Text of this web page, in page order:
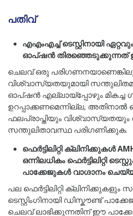
പതിവ്
എഎംഎച്ച് ടെസ്റ്റിനായി
ഓപ്ഷൻ തിരഞ്ഞെടുക്കുന്നത്
ചെലവ് ഒരു
വിശ്വാസ്യതയുമായി
ഓപ്ഷൻ എല്ലായ്പ്പോഴും മികച്ച
ഉറപ്പാക്കണമെന്നില്ല, അതിനാൽ
ഫലപ്രാപ്തിയും വിശ്വാസ്യതയും
സന്തുലിതാവസ്ഥ പരിഗണിക്കുക.
ഫെർട്ടിലിറ്റി ക്ലിനിക്കുകൾ
ഒന്നിലധികം ഫെർട്ടിലിറ്റി
പാക്കേജുകൾ വാഗ്ദാനം
പല ഫെർട്ടിലിറ്റി ക്ലിനിക്കുകളും
ടെസ്റ്റിംഗിനായി ഡിസ്കൗണ്ട്
ചെലവ് ലാഭിക്കുന്നതിന് ഈ